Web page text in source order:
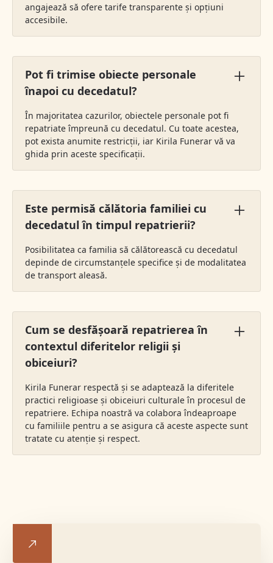
angajează să ofere tarife transparente și opțiuni
accesibile.
Pot fi trimise obiecte personale
înapoi cu decedatul?
În majoritatea cazurilor, obiectele personale pot fi
repatriate împreună cu decedatul. Cu toate acestea,
pot exista anumite restricții, iar Kirila Funerar vă va
ghida prin aceste specificații.
Este permisă călătoria familiei cu
decedatul în timpul repatrierii?
Posibilitatea ca familia să călătorească cu decedatul
depinde de circumstanțele specifice și de modalitatea
de transport aleasă.
Cum se desfășoară repatrierea în
contextul diferitelor religii și
obiceiuri?
Kirila Funerar respectă și se adaptează la diferitele
practici religioase și obiceiuri culturale în procesul de
repatriere. Echipa noastră va colabora îndeaproape
cu familiile pentru a se asigura că aceste aspecte sunt
tratate cu atenție și respect.